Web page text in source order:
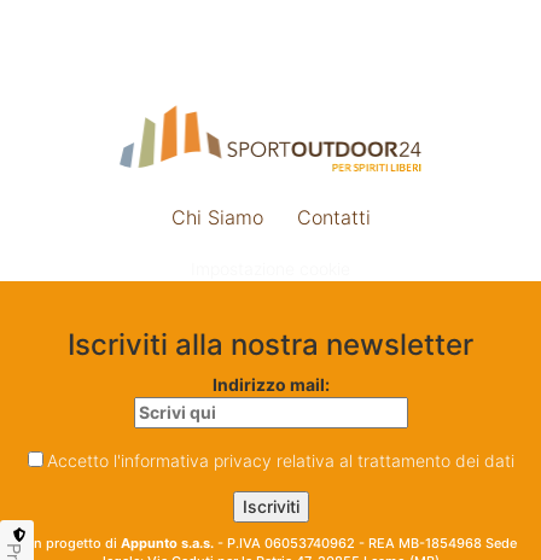
Chi Siamo Contatti
Iscriviti alla nostra newsletter
Indirizzo mail:
Accetto l'informativa privacy relativa al trattamento dei dati
Un progetto di Appunto s.a.s. - P.IVA 06053740962 - REA MB-1854968 Sede